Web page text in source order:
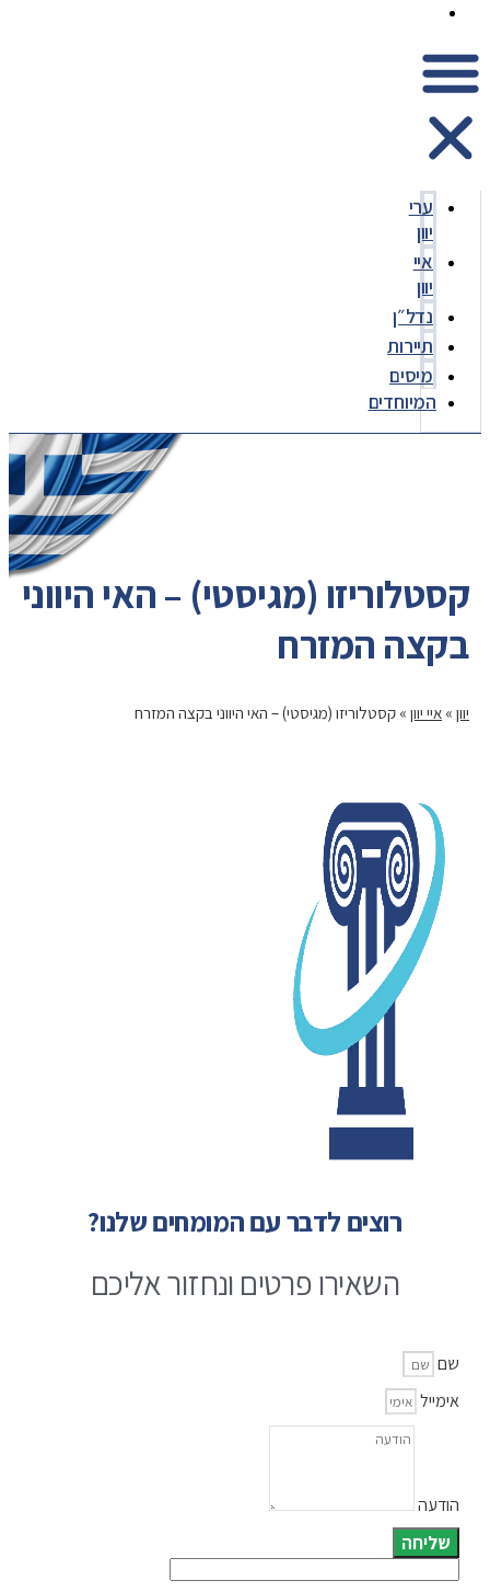
ערי
יוון
איי
יוון
נדל״ן
תיירות
מיסים
המיוחדים
קסטלוריזו (מגיסטי) – האי היווני
בקצה המזרח
יוון » איי יוון » קסטלוריזו (מגיסטי) – האי היווני בקצה המזרח
רוצים לדבר עם המומחים שלנו?
השאירו פרטים ונחזור אליכם
שם
אימייל
הודעה
שליחה